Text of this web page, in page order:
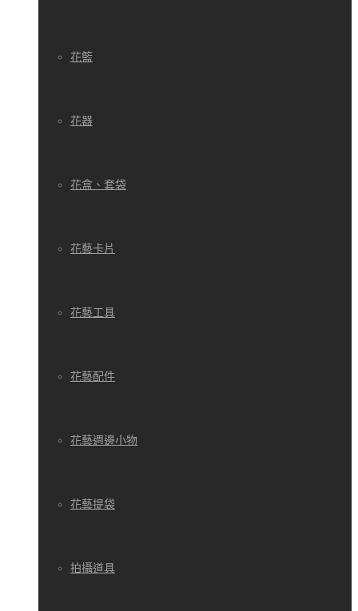
花籃
花器
花盒、套袋
花藝卡片
花藝工具
花藝配件
花藝週邊小物
花藝提袋
拍攝道具